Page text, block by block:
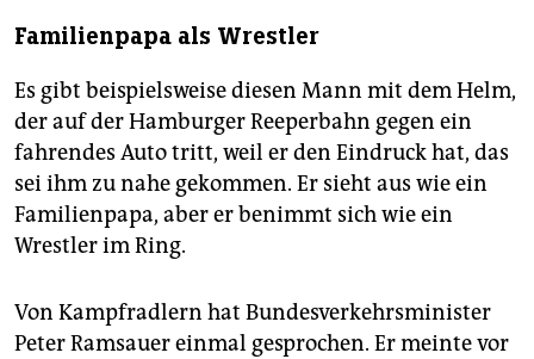
Familienpapa als Wrestler
Es gibt beispielsweise diesen Mann mit dem Helm,
der auf der Hamburger Reeperbahn gegen ein
fahrendes Auto tritt, weil er den Eindruck hat, das
sei ihm zu nahe gekommen. Er sieht aus wie ein
Familienpapa, aber er benimmt sich wie ein
Wrestler im Ring.
Von Kampfradlern hat Bundesverkehrsminister
Peter Ramsauer einmal gesprochen. Er meinte vor